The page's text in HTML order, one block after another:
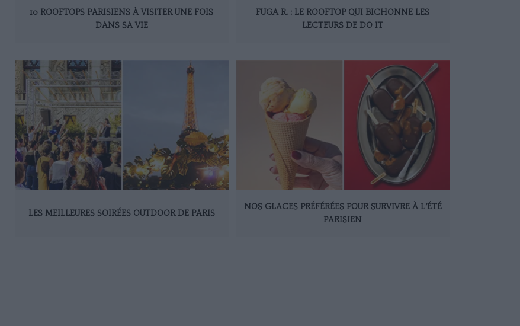
10 ROOFTOPS PARISIENS À VISITER UNE FOIS
DANS SA VIE
FUGA R. : LE ROOFTOP QUI BICHONNE LES
LECTEURS DE DO IT
LES MEILLEURES SOIRÉES OUTDOOR DE PARIS
NOS GLACES PRÉFÉRÉES POUR SURVIVRE À L’ÉTÉ
PARISIEN